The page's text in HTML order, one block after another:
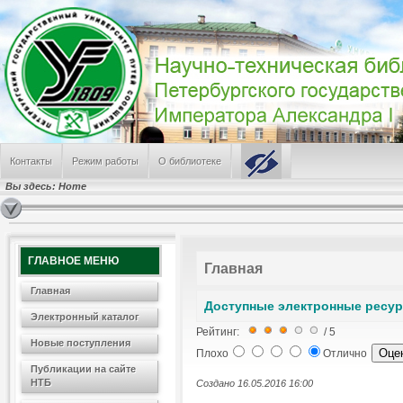
Контакты Режим работы О библиотеке
Вы здесь: Home
Пресса о ПГУПС (дайджест СМИ за июль 2026 г.)
День железнодорожника
ПГУПС заслужил грант в Федеральном конкурсе
Режим работы НТБ летом 2026 года
В поиске альма-матер
САМЫЕ ПОПУЛЯРНЫЕ
Режим работы отделов Научно-технической библиотеки
Электронные Ресурсы
Информация о библиотеке
Лабораторная работа по физике № 100
ГЛАВНОЕ МЕНЮ
Главная
Электронный каталог
Новые поступления
Публикации на сайте
НТБ
Главная
Доступные электронные
Рейтинг:
/ 5
Плохо
Отлично
Создано 16.05.2016 16:00